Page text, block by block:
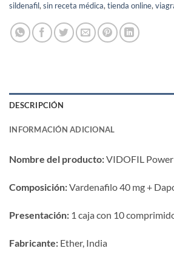
sildenafil, sin receta médica, tienda online,
DESCRIPCIÓN
INFORMACIÓN ADICIONAL
Nombre del producto:​​ VIDOFIL Power
Composición:​ Vardenafilo 40 mg +
Presentación:​ 1 caja con 10
Fabricante:​ ​ Ether, India